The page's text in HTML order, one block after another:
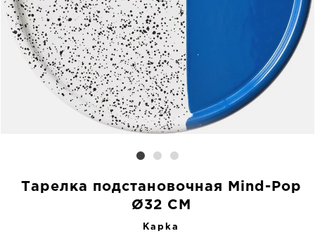
Тарелка подстановочная Mind-Pop
Ø32 CM
Kapka